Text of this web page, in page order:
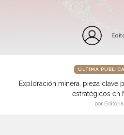
ÚLTIMA
Exploración minera, pieza clave
estratégicos en
por